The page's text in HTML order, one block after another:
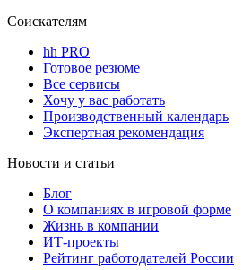
Соискателям
hh PRO
Готовое резюме
Все сервисы
Хочу у вас работать
Производственный календарь
Экспертная рекомендация
Новости и статьи
Блог
О компаниях в игровой форме
Жизнь в компании
ИТ-проекты
Рейтинг работодателей России